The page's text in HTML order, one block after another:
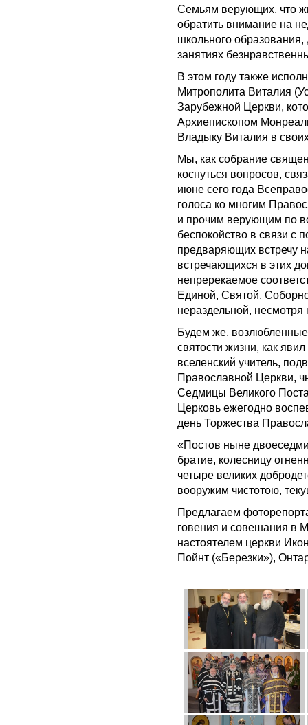
Семьям верующих, что
обратить внимание на
школьного
занятиях
В этом году также
Митрополита Виталия
Зарубежной Церкви,
Архиепископом
Владыку Виталия в
Мы, как собрание
коснуться вопросов,
июне сего года
голоса ко многим
и прочим верующим по
беспокойство в связи с
предваряющих встречу
встречающихся в этих
непререкаемое
Единой, Святой,
нераздельной, несмотря
Будем же, возлюбленные
святости жизни, как
вселенский учитель,
Православной Церкви,
Седмицы Великого
Церковь ежегодно
день Торжества
«Постов ныне
брaтие, колесницу
четыре великих
вооружим чистотою,
Предлагаем
говения и совешания в
настоятелем церкви
Пойнт («Березки»),